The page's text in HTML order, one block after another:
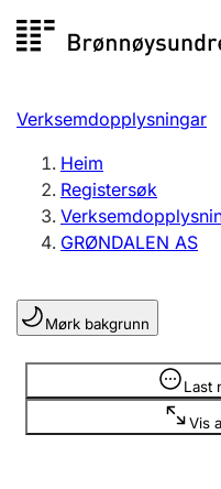
Registersøk
Aksjeselskap
Enkeltpersonføretak
Registrere, endre,
Lag og foreining
Registrere, endre,
Verksemdopplysningar
Heim
Registersøk
GRØNDALEN AS
Mørk bakgrunn
Last
Vis
Opplysninger er skjult